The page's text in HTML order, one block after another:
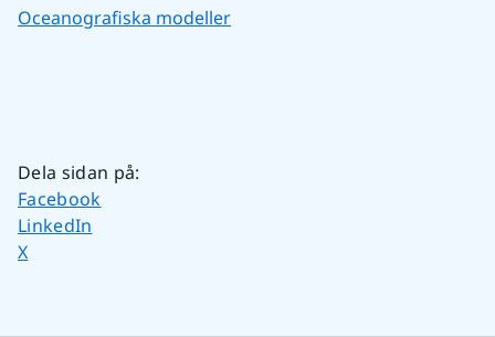
Oceanografiska modeller
Dela sidan på:
Dela sidan på
Facebook
Dela sidan på
LinkedIn
Dela sidan på
X